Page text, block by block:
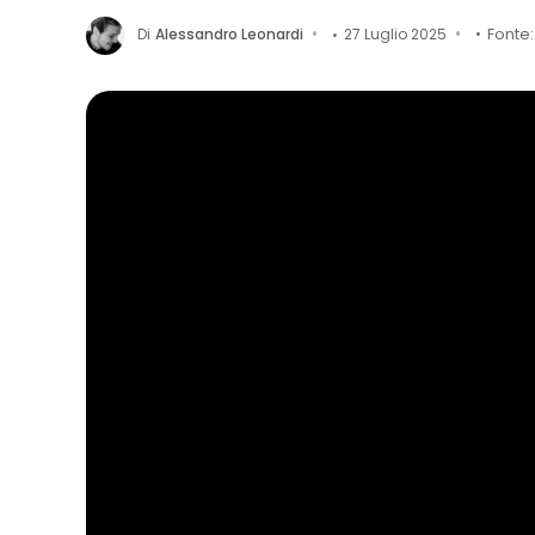
Di Alessandro Leonardi 27 Luglio 2025 Fonte: